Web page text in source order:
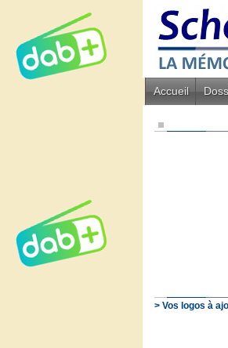
Accueil
> Vos logos à